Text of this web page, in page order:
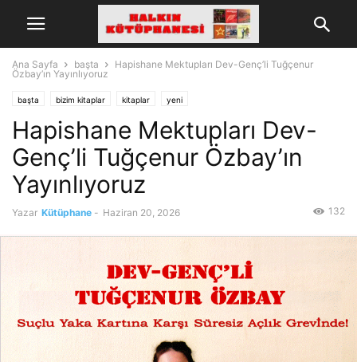
Ana Sayfa başta
Hapishane Mektupları Dev-Genç’li Tuğçenur
Özbay’ın Yayınlıyoruz
başta bizim kitaplar kitaplar yeni
Hapishane Mektupları Dev-
Genç’li Tuğçenur Özbay’ın
Yayınlıyoruz
Yazar Kütüphane - Haziran 20, 2026 132